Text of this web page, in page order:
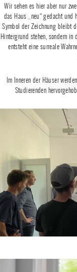
Wir sehen es hier aber nur
das Haus „neu“ gedacht und
Symbol der Zeichnung bleibt
Hintergrund stehen, sondern
entsteht eine surreale
Im Inneren der Häuser
Studierenden